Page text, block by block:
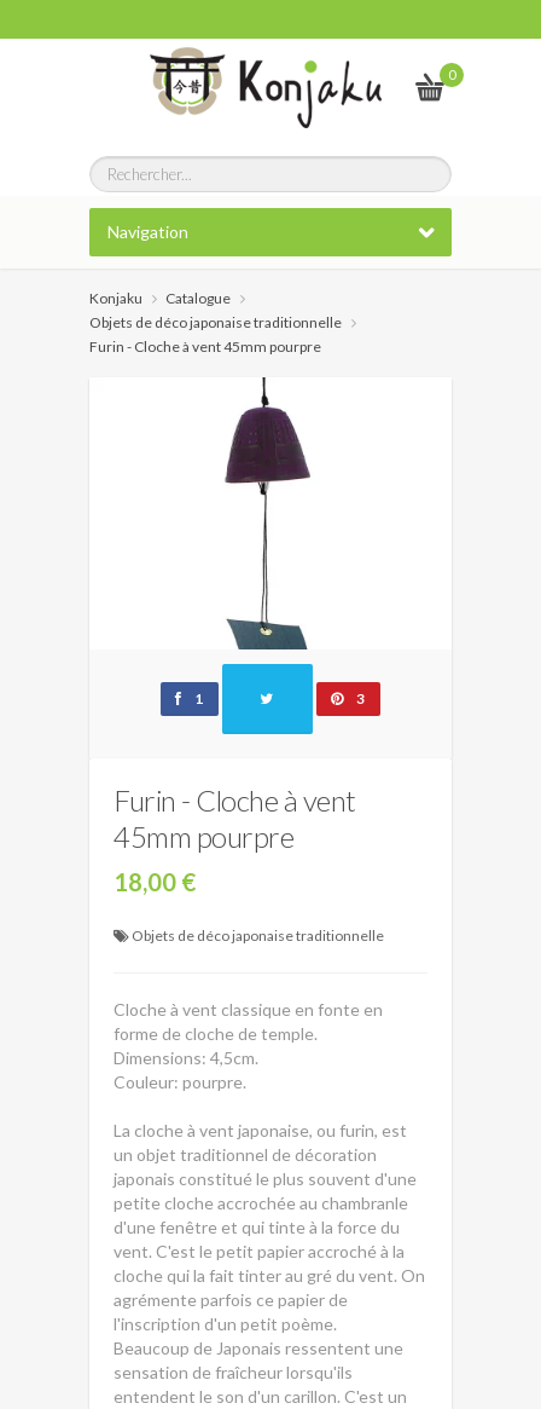
0
Navigation
Konjaku
Catalogue
Objets de déco japonaise traditionnelle
Furin - Cloche à vent 45mm pourpre
1 3
Furin - Cloche à vent
45mm pourpre
18,00 €
Objets de déco japonaise traditionnelle
Cloche à vent classique en fonte en
forme de cloche de temple.
Dimensions: 4,5cm.
Couleur: pourpre.
La cloche à vent japonaise, ou furin, est
un objet traditionnel de décoration
japonais constitué le plus souvent d'une
petite cloche accrochée au chambranle
d'une fenêtre et qui tinte à la force du
vent. C'est le petit papier accroché à la
cloche qui la fait tinter au gré du vent. On
agrémente parfois ce papier de
l'inscription d'un petit poème.
Beaucoup de Japonais ressentent une
sensation de fraîcheur lorsqu'ils
entendent le son d'un carillon. C'est un